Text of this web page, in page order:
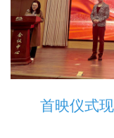
首映仪式